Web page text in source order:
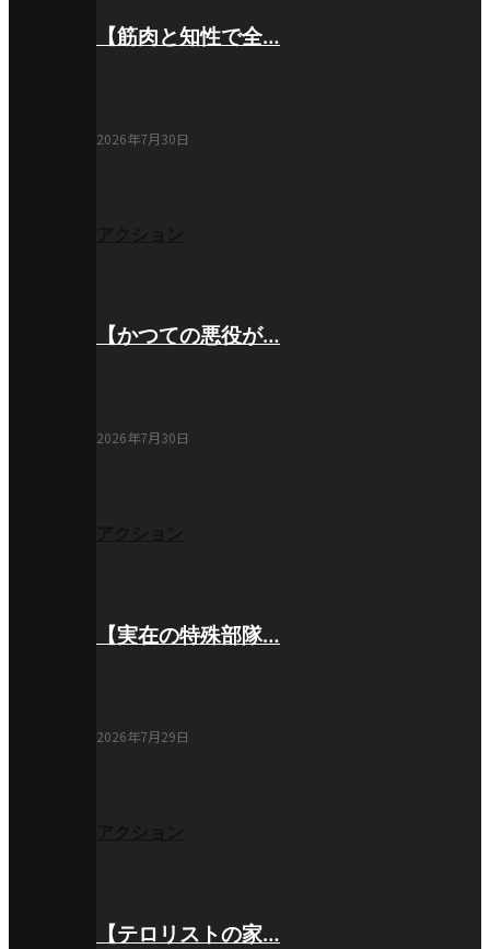
【筋肉と知性で全…
2026年7月30日
【かつての悪役が…
2026年7月30日
【実在の特殊部隊…
2026年7月29日
【テロリストの家…